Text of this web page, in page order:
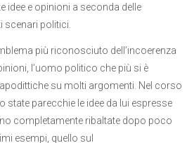
idee e opinioni a seconda delle
scenari politici.
più riconosciuto dell’incoerenza
l’uomo politico che più si è
su molti argomenti. Nel corso
state parecchie le idee da lui espresse
completamente ribaltate dopo poco
esempi, quello sul